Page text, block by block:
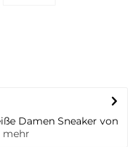
Damen Sneaker von
mehr